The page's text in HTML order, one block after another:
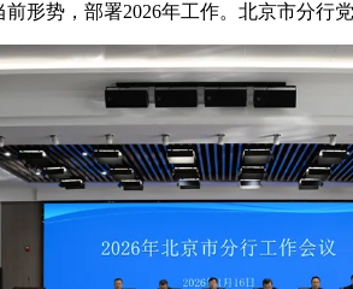
形势，部署2026年工作。北京市分行